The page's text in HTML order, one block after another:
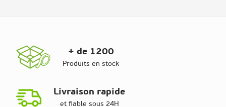
+ de 1200
Produits en stock
Livraison rapide
et fiable sous 24H